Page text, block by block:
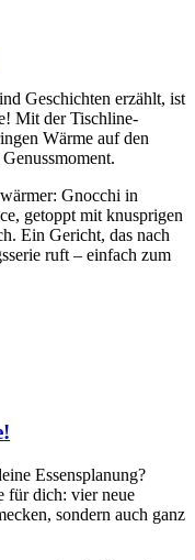
Geschichten erzählt, ist
Mit der Tischline-
Wärme auf den
Gnocchi in
getoppt mit knusprigen
Ein Gericht, das nach
ruft – einfach zum
Essensplanung?
für dich: vier neue
sondern auch ganz